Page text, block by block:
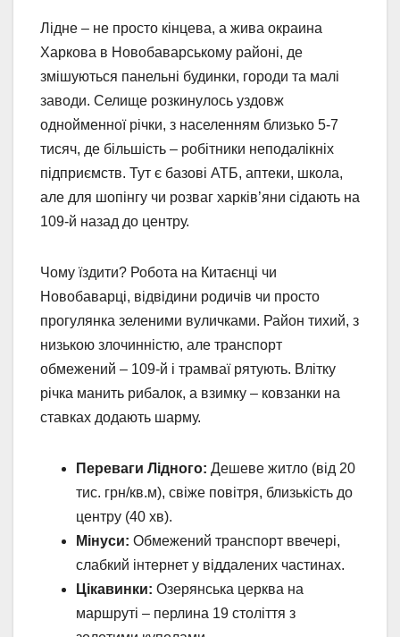
Лідне – не просто кінцева, а жива окраина
Харкова в Новобаварському районі, де
змішуються панельні будинки, городи та малі
заводи. Селище розкинулось уздовж
однойменної річки, з населенням близько 5-7
тисяч, де більшість – робітники неподалікніх
підприємств. Тут є базові АТБ, аптеки, школа,
але для шопінгу чи розваг харків’яни сідають на
109-й назад до центру.
Чому їздити? Робота на Китаєнці чи
Новобаварці, відвідини родичів чи просто
прогулянка зеленими вуличками. Район тихий, з
низькою злочинністю, але транспорт
обмежений – 109-й і трамваї рятують. Влітку
річка манить рибалок, а взимку – ковзанки на
ставках додають шарму.
Переваги Лідного: Дешеве житло (від 20
тис. грн/кв.м), свіже повітря, близькість до
центру (40 хв).
Мінуси: Обмежений транспорт ввечері,
слабкий інтернет у віддалених частинах.
Цікавинки: Озерянська церква на
маршруті – перлина 19 століття з